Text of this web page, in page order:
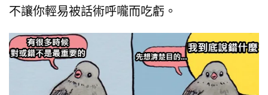
不讓你輕易被話術呼嚨而吃虧。